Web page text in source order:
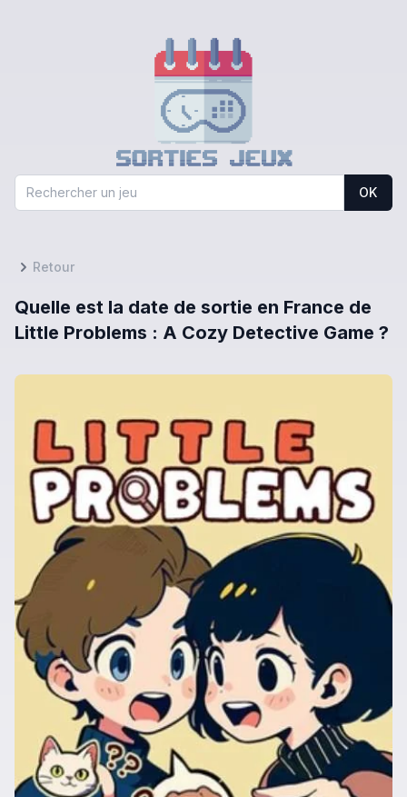
OK
Retour
Quelle est la date de sortie en France de
Little Problems : A Cozy Detective Game ?